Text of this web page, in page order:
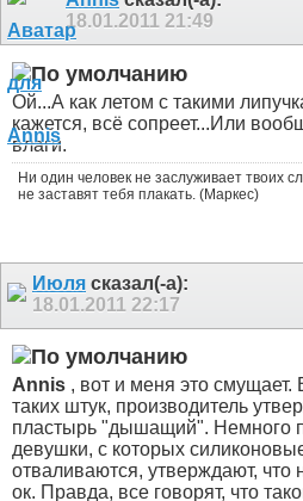
18.01.2011 21:49
Ой...А как летом с такими
кажется, всё сопреет...Или
влаги.
Ни один человек не заслуживает твоих
не заставят тебя плакать. (Маркес)
Июля сказал(-а):
18.01.2011 22:17
Annis , вот и меня это смущает.
таких штук, производитель
пластырь "дышащий". Немного
девушки, с которых
отваливаются, утверждают, что
ок. Правда, все говорят, что